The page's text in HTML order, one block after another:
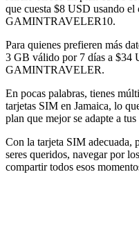
que cuesta $8 USD usando el
GAMINTRAVELER10.
Para quienes prefieren más
3 GB válido por 7 días a $34
GAMINTRAVELER.
En pocas palabras, tienes
tarjetas SIM en Jamaica, lo
plan que mejor se adapte a
Con la tarjeta SIM adecuada,
seres queridos, navegar por
compartir todos esos